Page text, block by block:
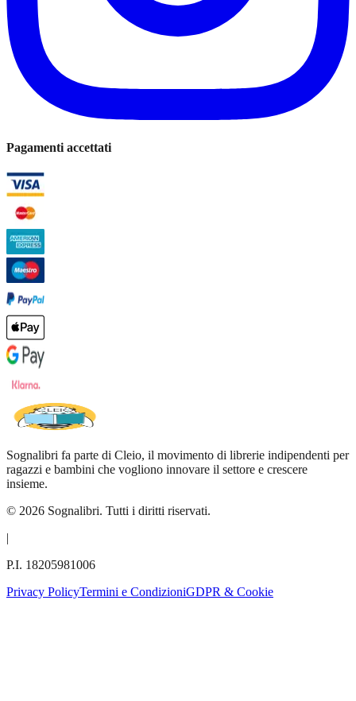
Pagamenti accettati
Sognalibri fa parte di Cleio, il movimento di librerie indipendenti per
ragazzi e bambini che vogliono innovare il settore e crescere
insieme.
© 2026 Sognalibri. Tutti i diritti riservati.
|
P.I. 18205981006
Privacy PolicyTermini e CondizioniGDPR & Cookie